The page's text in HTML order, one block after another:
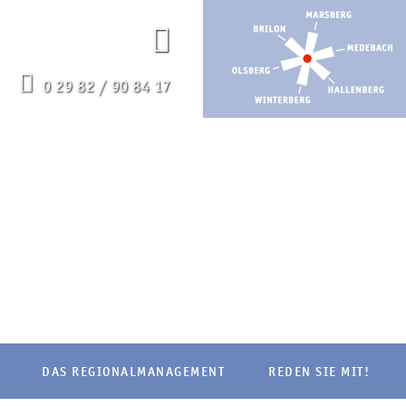
0 29 82 / 90 84 17
DAS REGIONALMANAGEMENT REDEN SIE MIT!